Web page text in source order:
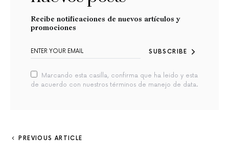
Recibe notificaciones de nuevos artículos y
promociones
SUBSCRIBE
Marcando esta casilla, confirma que ha leido y esta
de acuerdo con nuestros términos de manejo de data.
PREVIOUS ARTICLE